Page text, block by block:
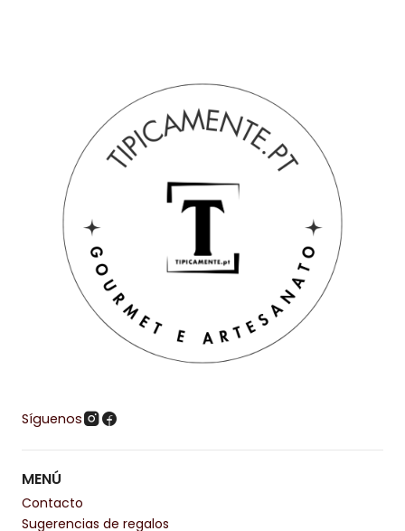
Síguenos
MENÚ
Contacto
Sugerencias de regalos